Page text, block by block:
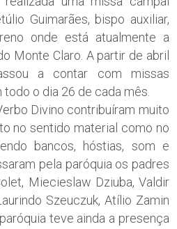
Guimarães, bispo auxiliar,
onde está atualmente a
Monte Claro. A partir de abril
a contar com missas
o dia 26 de cada mês.
Divino contribuíram muito
no sentido material como no
bancos, hóstias, som e
pela paróquia os padres
Miecieslaw Dziuba, Valdir
Szeuczuk, Atílio Zamin
teve ainda a presença